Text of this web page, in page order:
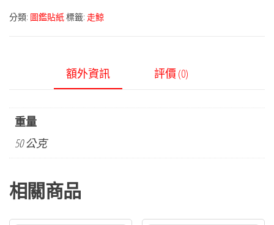
分類: 圖鑑貼紙標籤: 走鯨
額外資訊 評價 (0)
重量
50 公克
相關商品